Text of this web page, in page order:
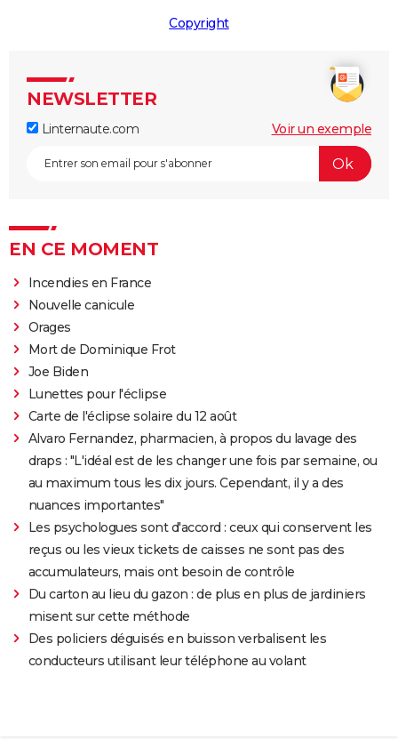
Copyright
NEWSLETTER
Linternaute.com Voir un exemple
EN CE MOMENT
Incendies en France
Nouvelle canicule
Orages
Mort de Dominique Frot
Joe Biden
Lunettes pour l'éclipse
Carte de l'éclipse solaire du 12 août
Alvaro Fernandez, pharmacien, à propos du lavage des
draps : "L'idéal est de les changer une fois par semaine, ou
au maximum tous les dix jours. Cependant, il y a des
nuances importantes"
Les psychologues sont d'accord : ceux qui conservent les
reçus ou les vieux tickets de caisses ne sont pas des
accumulateurs, mais ont besoin de contrôle
Du carton au lieu du gazon : de plus en plus de jardiniers
misent sur cette méthode
Des policiers déguisés en buisson verbalisent les
conducteurs utilisant leur téléphone au volant